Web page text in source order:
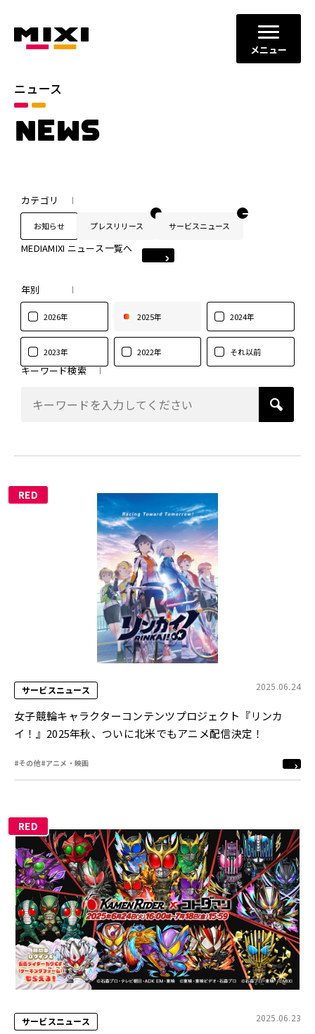
メニュー
ニュース
NEWS
カテゴリ
お知らせ プレスリリース サービスニュース
MEDIAMIXI ニュース一覧へ
年別
2026年 2025年 2024年
2023年 2022年 それ以前
キーワード検索
RED
サービスニュース 2025.06.24
女子競輪キャラクターコンテンツプロジェクト『リンカ
イ！』2025年秋、ついに北米でもアニメ配信決定！
#その他#アニメ・映画
RED
サービスニュース 2025.06.23